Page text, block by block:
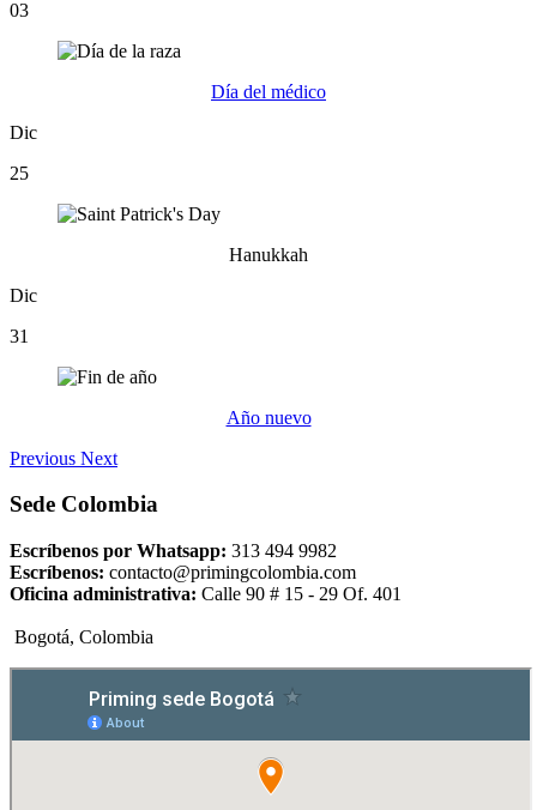
03
Día del médico
Dic
25
Hanukkah
Dic
31
Año nuevo
Previous Next
Sede Colombia
Escríbenos por Whatsapp: 313 494 9982
Escríbenos: contacto@primingcolombia.com
Oficina administrativa: Calle 90 # 15 - 29 Of. 401
Bogotá, Colombia